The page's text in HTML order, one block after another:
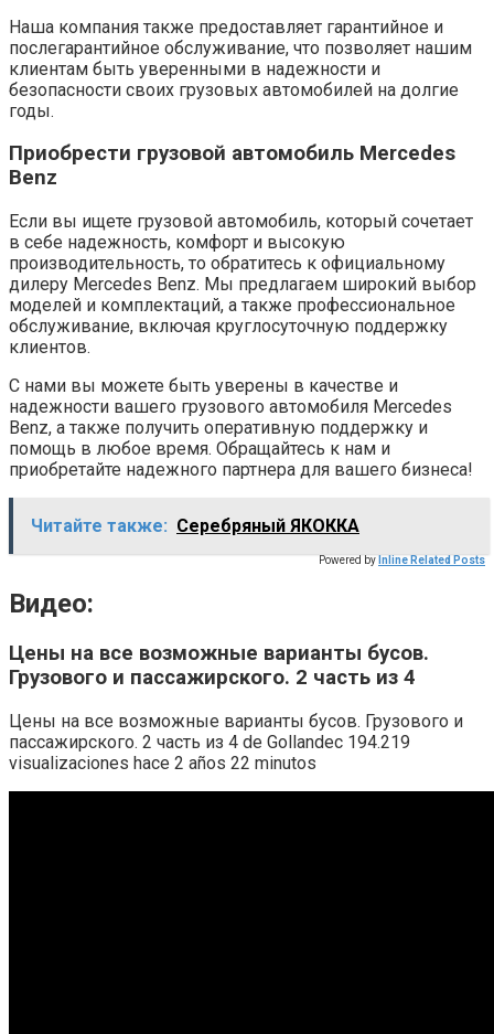
Наша компания также предоставляет гарантийное и
послегарантийное обслуживание, что позволяет нашим
клиентам быть уверенными в надежности и
безопасности своих грузовых автомобилей на долгие
годы.
Приобрести грузовой автомобиль Mercedes
Benz
Если вы ищете грузовой автомобиль, который сочетает
в себе надежность, комфорт и высокую
производительность, то обратитесь к официальному
дилеру Mercedes Benz. Мы предлагаем широкий выбор
моделей и комплектаций, а также профессиональное
обслуживание, включая круглосуточную поддержку
клиентов.
С нами вы можете быть уверены в качестве и
надежности вашего грузового автомобиля Mercedes
Benz, а также получить оперативную поддержку и
помощь в любое время. Обращайтесь к нам и
приобретайте надежного партнера для вашего бизнеса!
Читайте также: Серебряный ЯКОККА
Powered by Inline Related Posts
Видео:
Цены на все возможные варианты бусов.
Грузового и пассажирского. 2 часть из 4
Цены на все возможные варианты бусов. Грузового и
пассажирского. 2 часть из 4 de Gollandec 194.219
visualizaciones hace 2 años 22 minutos